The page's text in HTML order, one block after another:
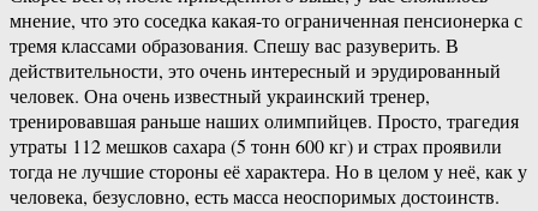
мнение, что это соседка какая-то ограниченная пенсионерка с
тремя классами образования. Спешу вас разуверить. В
действительности, это очень интересный и эрудированный
человек. Она очень известный украинский тренер,
тренировавшая раньше наших олимпийцев. Просто, трагедия
утраты 112 мешков сахара (5 тонн 600 кг) и страх проявили
тогда не лучшие стороны её характера. Но в целом у неё, как у
человека, безусловно, есть масса неоспоримых достоинств.